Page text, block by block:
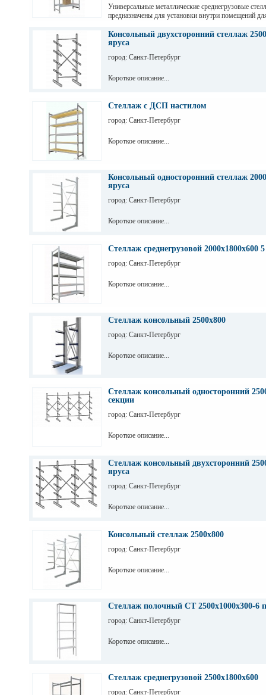
Универсальные металлические среднегрузовые
предназначены для установки внутри помещений
промышленных предприятиях.
Консольный двухсторонний стеллаж
яруса
город: Санкт-Петербург
Короткое описание...
Стеллаж с ДСП настилом
город: Санкт-Петербург
Короткое описание...
Консольный односторонний стеллаж
яруса
город: Санкт-Петербург
Короткое описание...
Стеллаж среднегрузовой 2000х1800х600
город: Санкт-Петербург
Короткое описание...
Стеллаж консольный 2500х800
город: Санкт-Петербург
Короткое описание...
Стеллаж консольный односторонний
секции
город: Санкт-Петербург
Короткое описание...
Стеллаж консольный двухсторонний
яруса
город: Санкт-Петербург
Короткое описание...
Консольный стеллаж 2500х800
город: Санкт-Петербург
Короткое описание...
Стеллаж полочный СТ 2500х1000х300-6
город: Санкт-Петербург
Короткое описание...
Стеллаж среднегрузовой 2500х1800х600
город: Санкт-Петербург